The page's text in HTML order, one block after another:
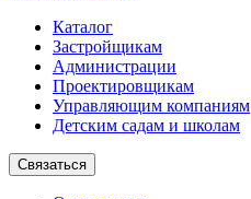
Каталог
Застройщикам
Администрации
Проектировщикам
Управляющим компаниям
Детским садам и школам
Связаться